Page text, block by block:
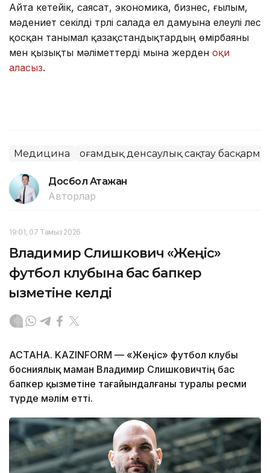
Айта кетейік, саясат, экономика, бизнес, ғылым,
мәдениет секілді түрлі салада ел дамуына елеулі үлес
қосқан танымал қазақстандықтардың өмірбаяны
мен қызықты мәліметтерді мына жерден оқи
аласыз.
Медицина Қоғамдық денсаулық сақтау
Досбол Атажан
Авторлар
19:01, 07 Тамыз 2026
Владимир Слишкович «Жеңіс»
футбол клубына бас бапкер
қызметіне келді
АСТАНА. KAZINFORM — «Жеңіс» футбол клубы
босниялық маман Владимир Слишковичтің бас
бапкер қызметіне тағайындалғаны туралы ресми
түрде мәлім етті.